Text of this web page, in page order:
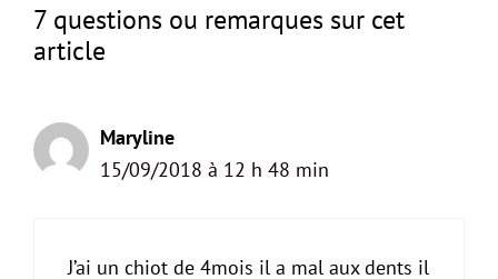
7 questions ou remarques sur cet
article
Maryline
15/09/2018 à 12 h 48 min
J’ai un chiot de 4mois il a mal aux dents il